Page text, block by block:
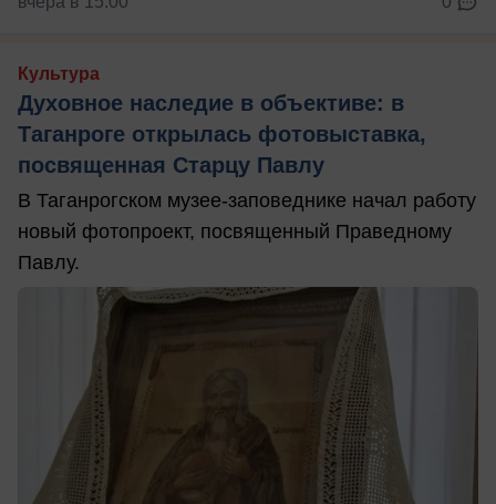
Культура
Духовное наследие в объективе: в
Таганроге открылась фотовыставка,
посвященная Старцу Павлу
В Таганрогском музее-заповеднике начал работу
новый фотопроект, посвященный Праведному
Павлу.